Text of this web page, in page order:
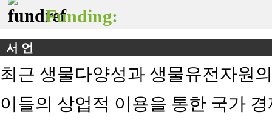
Funding:
서 언
최근 생물다양성과 생물유전자원
이들의 상업적 이용을 통한 국가